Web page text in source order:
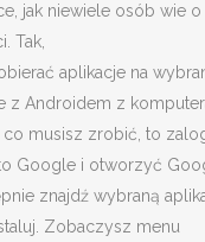
jak niewiele osób wie o
Tak,
aplikacje na
z Androidem z
co musisz zrobić, to
Google i otworzyć
znajdź wybraną
Zobaczysz menu